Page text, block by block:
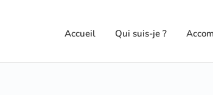
Accueil Qui suis-je ?